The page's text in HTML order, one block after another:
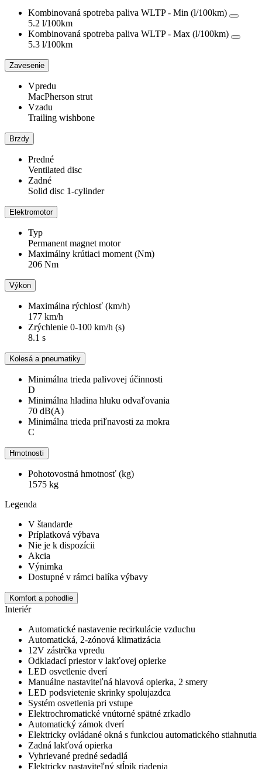
Kombinovaná spotreba paliva WLTP - Min (l/100km)
5.2 l/100km
Kombinovaná spotreba paliva WLTP - Max (l/100km)
5.3 l/100km
Zavesenie
Vpredu
MacPherson strut
Vzadu
Trailing wishbone
Brzdy
Predné
Ventilated disc
Zadné
Solid disc 1-cylinder
Elektromotor
Typ
Permanent magnet motor
Maximálny krútiaci moment (Nm)
206 Nm
Výkon
Maximálna rýchlosť (km/h)
177 km/h
Zrýchlenie 0-100 km/h (s)
8.1 s
Kolesá a pneumatiky
Minimálna trieda palivovej účinnosti
D
Minimálna hladina hluku odvaľovania
70 dB(A)
Minimálna trieda priľnavosti za mokra
C
Hmotnosti
Pohotovostná hmotnosť (kg)
1575 kg
Legenda
V štandarde
Príplatková výbava
Nie je k dispozícii
Akcia
Výnimka
Dostupné v rámci balíka výbavy
Komfort a pohodlie
Interiér
Automatické nastavenie recirkulácie vzduchu
Automatická, 2-zónová klimatizácia
12V zástrčka vpredu
Odkladací priestor v lakťovej opierke
LED osvetlenie dverí
Manuálne nastaviteľná hlavová opierka, 2 smery
LED podsvietenie skrinky spolujazdca
Systém osvetlenia pri vstupe
Elektrochromatické vnútorné spätné zrkadlo
Automatický zámok dverí
Elektricky ovládané okná s funkciou automatického stiahnutia
Zadná lakťová opierka
Vyhrievané predné sedadlá
Elektricky nastaviteľný stĺpik riadenia